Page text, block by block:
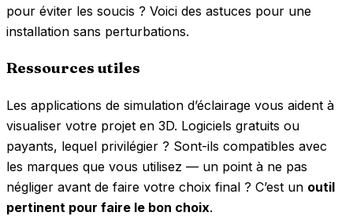
pour éviter les soucis ? Voici des astuces pour une
installation sans perturbations.
Ressources utiles
Les applications de simulation d’éclairage vous aident à
visualiser votre projet en 3D. Logiciels gratuits ou
payants, lequel privilégier ? Sont-ils compatibles avec
les marques que vous utilisez — un point à ne pas
négliger avant de faire votre choix final ? C’est un outil
pertinent pour faire le bon choix.